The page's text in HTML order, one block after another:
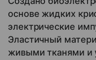
основе жидких
электрические
Эластичный
живыми тканями и